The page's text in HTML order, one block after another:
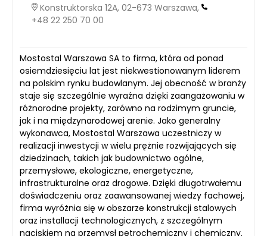
Konstruktorska 12A, 02-673 Warszawa,
+48 22 250 70 00
Mostostal Warszawa SA to firma, która od ponad
osiemdziesięciu lat jest niekwestionowanym liderem
na polskim rynku budowlanym. Jej obecność w branży
staje się szczególnie wyraźna dzięki zaangażowaniu w
różnorodne projekty, zarówno na rodzimym gruncie,
jak i na międzynarodowej arenie. Jako generalny
wykonawca, Mostostal Warszawa uczestniczy w
realizacji inwestycji w wielu prężnie rozwijających się
dziedzinach, takich jak budownictwo ogólne,
przemysłowe, ekologiczne, energetyczne,
infrastrukturalne oraz drogowe. Dzięki długotrwałemu
doświadczeniu oraz zaawansowanej wiedzy fachowej,
firma wyróżnia się w obszarze konstrukcji stalowych
oraz installacji technologicznych, z szczególnym
naciskiem na przemysł petrochemiczny i chemiczny.